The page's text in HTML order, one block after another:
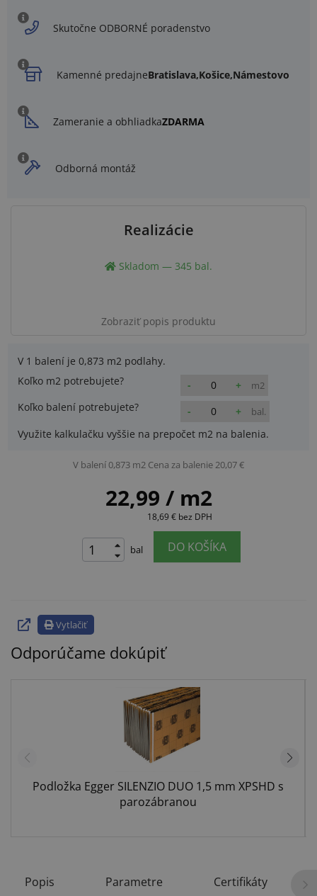
Skutočne ODBORNÉ poradenstvo
Kamenné predajneBratislava,Košice,Námestovo
Zameranie a obhliadkaZDARMA
Odborná montáž
Realizácie
Skladom — 345 bal.
Zobraziť popis produktu
V 1 balení je 0,873 m2 podlahy.
Koľko m2 potrebujete?
- + m2
Koľko balení potrebujete? - + bal.
Využite kalkulačku vyššie na prepočet m2 na balenia.
V balení 0,873 m2 Cena za balenie 20,07 €
22,99 / m2
18,69 € bez DPH
bal DO KOŠÍKA
Vytlačiť
Odporúčame dokúpiť
Podložka Egger SILENZIO DUO 1,5 mm XPSHD s
parozábranou
Popis Parametre Certifikáty